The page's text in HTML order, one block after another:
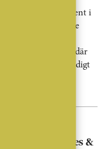
sjönk med 2,4 procent i
Booli Housing Price
i Storstockholm där
7,1 procent. Samtidigt
leder Properties &